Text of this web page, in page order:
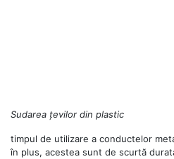
Sudarea țevilor din plastic
timpul de utilizare a conductelor
în plus, acestea sunt de scurtă